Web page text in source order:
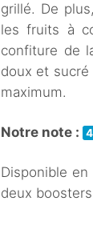
grillé. De
les fruits à
confiture de
doux et
maximum.
Notre note :
Disponible
deux